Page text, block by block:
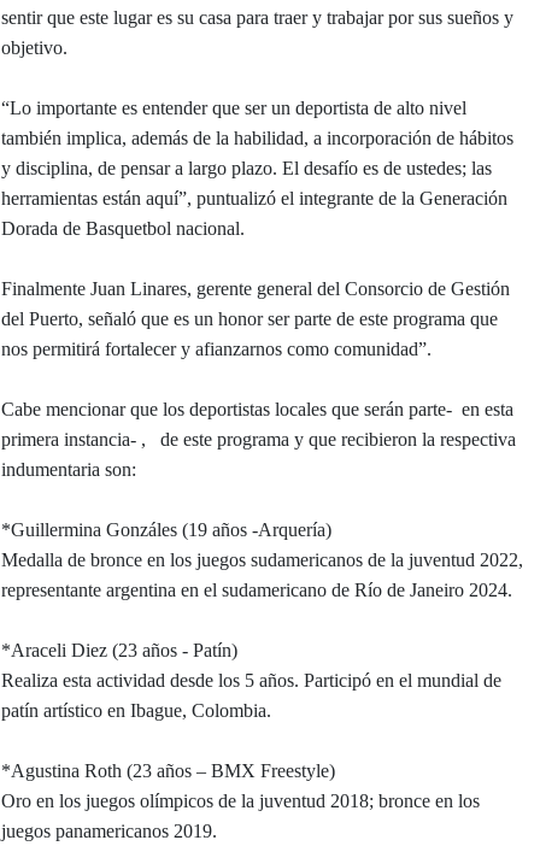
sentir que este lugar es su casa para traer y trabajar por sus sueños y
objetivo.
“Lo importante es entender que ser un deportista de alto nivel
también implica, además de la habilidad, a incorporación de hábitos
y disciplina, de pensar a largo plazo. El desafío es de ustedes; las
herramientas están aquí”, puntualizó el integrante de la Generación
Dorada de Basquetbol nacional.
Finalmente Juan Linares, gerente general del Consorcio de Gestión
del Puerto, señaló que es un honor ser parte de este programa que
nos permitirá fortalecer y afianzarnos como comunidad”.
Cabe mencionar que los deportistas locales que serán parte- en esta
primera instancia- , de este programa y que recibieron la respectiva
indumentaria son:
*Guillermina Gonzáles (19 años -Arquería)
Medalla de bronce en los juegos sudamericanos de la juventud 2022,
representante argentina en el sudamericano de Río de Janeiro 2024.
*Araceli Diez (23 años - Patín)
Realiza esta actividad desde los 5 años. Participó en el mundial de
patín artístico en Ibague, Colombia.
*Agustina Roth (23 años – BMX Freestyle)
Oro en los juegos olímpicos de la juventud 2018; bronce en los
juegos panamericanos 2019.